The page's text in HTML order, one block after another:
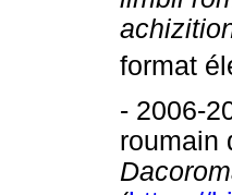
format
- 2006-
roumain